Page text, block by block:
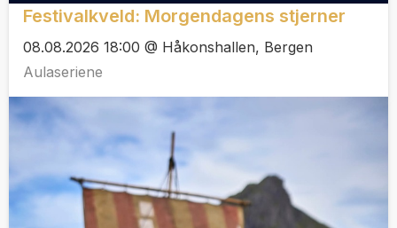
Festivalkveld: Morgendagens stjerner
08.08.2026 18:00 @ Håkonshallen, Bergen
Aulaseriene